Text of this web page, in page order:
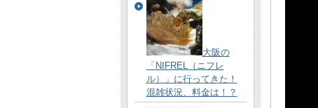
大阪の
「NIFREL（ニフレ
ル）」に行ってきた！
混雑状況、料金は！？